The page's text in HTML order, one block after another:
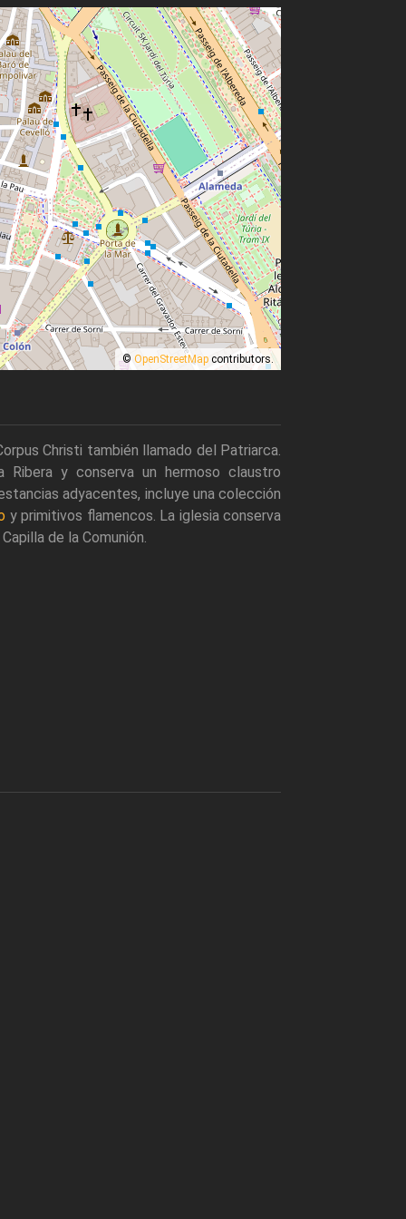
© OpenStreetMap contributors.
Christi también llamado del Patriarca.
y conserva un hermoso claustro
adyacentes, incluye una colección
y primitivos flamencos. La iglesia conserva
de la Comunión.